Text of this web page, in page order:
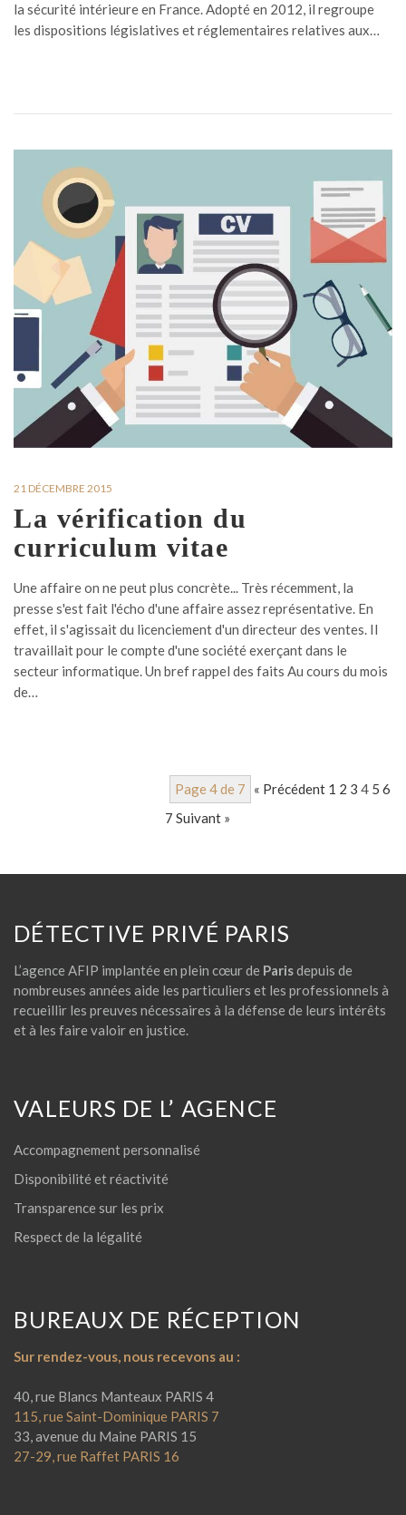
la sécurité intérieure en France. Adopté en 2012, il regroupe
les dispositions législatives et réglementaires relatives aux…
21 DÉCEMBRE 2015
La vérification du
curriculum vitae
Une affaire on ne peut plus concrète... Très récemment, la
presse s'est fait l'écho d'une affaire assez représentative. En
effet, il s'agissait du licenciement d'un directeur des ventes. Il
travaillait pour le compte d'une société exerçant dans le
secteur informatique. Un bref rappel des faits Au cours du mois
de…
Page 4 de 7 « Précédent 1 2 3 4 5 6
7 Suivant »
DÉTECTIVE PRIVÉ PARIS
L’agence AFIP implantée en plein cœur de Parisdepuis de
nombreuses années aide les particuliers et les professionnels à
recueillir les preuves nécessaires à la défense de leurs intérêts
et à les faire valoir en justice.
VALEURS DE L’ AGENCE
Accompagnement personnalisé
Disponibilité et réactivité
Transparence sur les prix
Respect de la légalité
BUREAUX DE RÉCEPTION
Sur rendez-vous, nous recevons au :
40, rue Blancs Manteaux PARIS 4
115, rue Saint-Dominique PARIS 7
33, avenue du Maine PARIS 15
27-29, rue Raffet PARIS 16